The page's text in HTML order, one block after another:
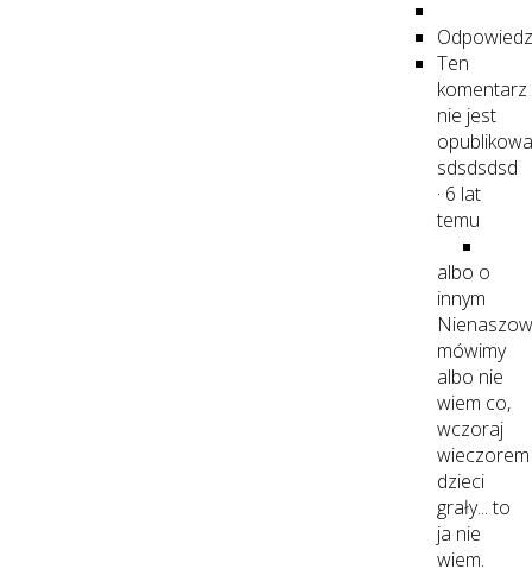
Odpowiedz
Ten
komentarz
nie jest
sdsdsdsd
· 6 lat
temu
albo o
innym
mówimy
albo nie
wiem co,
wczoraj
wieczorem
dzieci
grały... to
ja nie
wiem.